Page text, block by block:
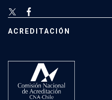
ACREDITACIÓN